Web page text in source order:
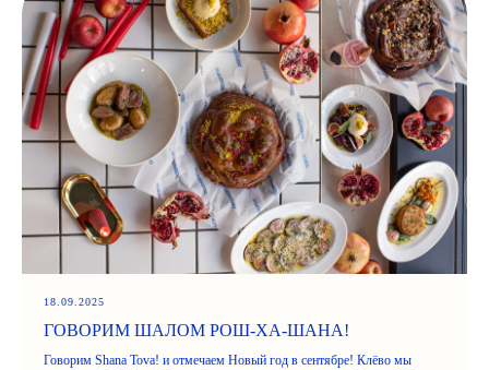
18.09.2025
ГОВОРИМ ШАЛОМ РОШ-ХА-ШАНА!
Говорим Shana Tova! и отмечаем Новый год в сентябре! Клёво мы